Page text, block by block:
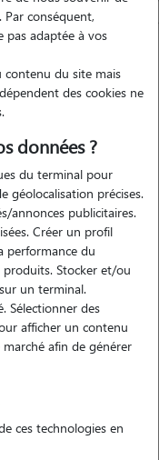
études et mes 2 chats
animaux et de m'en
donnant pour nous
pour m'en occuper,
( berger australien)
conséquent,
pas adaptée à vos
contenu du site mais
des cookies ne
données ?
du terminal pour
géolocalisation précises.
annonces publicitaires.
Créer un profil
performance du
Stocker et/ou
un terminal.
Sélectionner des
afficher un contenu
afin de générer
ces technologies en